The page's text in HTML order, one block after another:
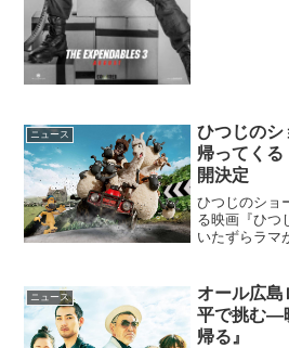
ニュース
ひつじのシ
帰ってく
開決定
ひつじのショ
る映画『ひつ
いたずらラマ
ンが帰ってく
いたずらをし
ニュース
オール広
平で挑む―
帰る』